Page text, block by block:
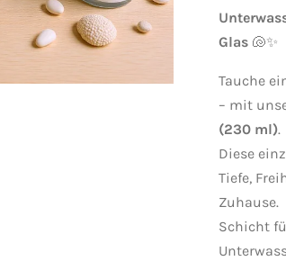
Glas 🐚✨
Tauche
– mit
(230 ml).
Diese
Tiefe,
Zuhause.
Schicht